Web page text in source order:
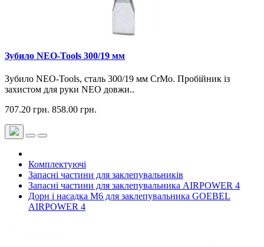
Зубило NEO-Tools 300/19 мм
Зубило NEO-Tools, сталь 300/19 мм CrMo. Пробійник із
захистом для руки NEO довжи..
707.20 грн. 858.00 грн.
Комплектуючі
Запасні частини для заклепувальників
Запасні частини для заклепувальника AIRPOWER 4
Дорн і насадка М6 для заклепувальника GOEBEL
AIRPOWER 4